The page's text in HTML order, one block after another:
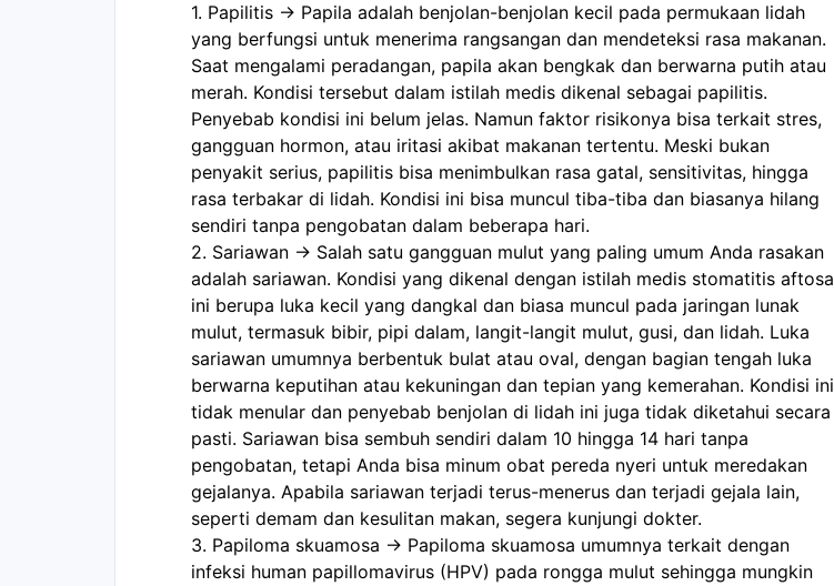
1. Papilitis -> Papila adalah benjolan-benjolan kecil pada permukaan lidah
yang berfungsi untuk menerima rangsangan dan mendeteksi rasa makanan.
Saat mengalami peradangan, papila akan bengkak dan berwarna putih atau
merah. Kondisi tersebut dalam istilah medis dikenal sebagai papilitis.
Penyebab kondisi ini belum jelas. Namun faktor risikonya bisa terkait stres,
gangguan hormon, atau iritasi akibat makanan tertentu. Meski bukan
penyakit serius, papilitis bisa menimbulkan rasa gatal, sensitivitas, hingga
rasa terbakar di lidah. Kondisi ini bisa muncul tiba-tiba dan biasanya hilang
sendiri tanpa pengobatan dalam beberapa hari.
2. Sariawan -> Salah satu gangguan mulut yang paling umum Anda rasakan
adalah sariawan. Kondisi yang dikenal dengan istilah medis stomatitis aftosa
ini berupa luka kecil yang dangkal dan biasa muncul pada jaringan lunak
mulut, termasuk bibir, pipi dalam, langit-langit mulut, gusi, dan lidah. Luka
sariawan umumnya berbentuk bulat atau oval, dengan bagian tengah luka
berwarna keputihan atau kekuningan dan tepian yang kemerahan. Kondisi ini
tidak menular dan penyebab benjolan di lidah ini juga tidak diketahui secara
pasti. Sariawan bisa sembuh sendiri dalam 10 hingga 14 hari tanpa
pengobatan, tetapi Anda bisa minum obat pereda nyeri untuk meredakan
gejalanya. Apabila sariawan terjadi terus-menerus dan terjadi gejala lain,
seperti demam dan kesulitan makan, segera kunjungi dokter.
3. Papiloma skuamosa -> Papiloma skuamosa umumnya terkait dengan
infeksi human papillomavirus (HPV) pada rongga mulut sehingga mungkin